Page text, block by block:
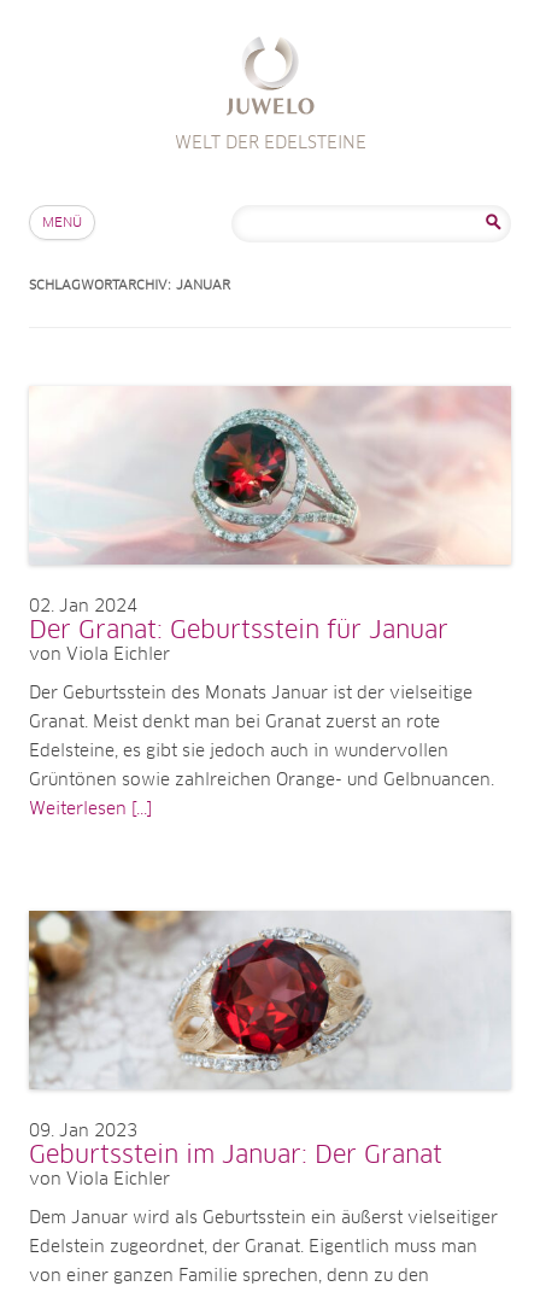
WELT DER EDELSTEINE
MENÜ
SCHLAGWORTARCHIV: JANUAR
02 Jan 2024
Der Granat: Geburtsstein für Januar
von Viola Eichler
Der Geburtsstein des Monats Januar ist der vielseitige
Granat. Meist denkt man bei Granat zuerst an rote
Edelsteine, es gibt sie jedoch auch in wundervollen
Grüntönen sowie zahlreichen Orange- und Gelbnuancen.
Weiterlesen [...]
09 Jan 2023
Geburtsstein im Januar: Der Granat
von Viola Eichler
Dem Januar wird als Geburtsstein ein äußerst vielseitiger
Edelstein zugeordnet, der Granat. Eigentlich muss man
von einer ganzen Familie sprechen, denn zu den